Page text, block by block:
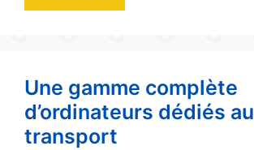
Une gamme complète
d’ordinateurs dédiés au
transport